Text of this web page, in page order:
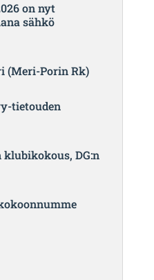
on nyt
sähkö
(Meri-Porin Rk)
tietouden
klubikokous, DG:n